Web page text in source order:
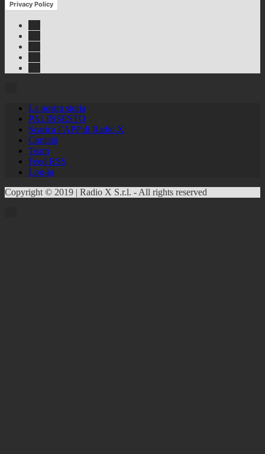
Privacy Policy
La nostra storia
PALINSESTO
Scarica l’APP di Radio X
Contatti
Team
Feed RSS
Log-in
Copyright © 2019 | Radio X S.r.l. - All rights reserved